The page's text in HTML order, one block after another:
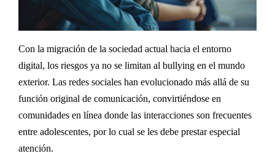
Con la migración de la sociedad actual hacia el entorno
digital, los riesgos ya no se limitan al bullying en el mundo
exterior. Las redes sociales han evolucionado más allá de su
función original de comunicación, convirtiéndose en
comunidades en línea donde las interacciones son frecuentes
entre adolescentes, por lo cual se les debe prestar especial
atención.